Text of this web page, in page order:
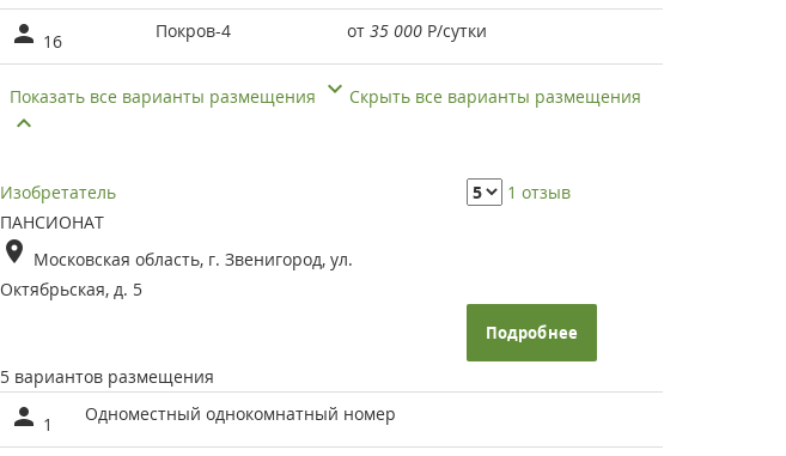
16 Покров-4 от 35 000 Р/сутки
Показать все варианты размещения Скрыть все варианты размещения
Изобретатель
ПАНСИОНАТ
Московская область, г. Звенигород, ул.
Октябрьская, д. 5
1 отзыв
Подробнее
5 вариантов размещения
1 Одноместный однокомнатный номер